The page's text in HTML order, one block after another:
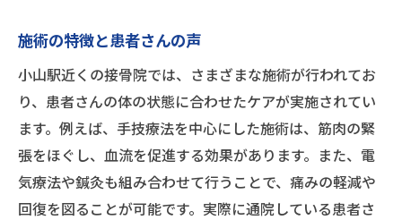
施術の特徴と患者さんの声
小山駅近くの接骨院では、さまざまな施術が行われてお
り、患者さんの体の状態に合わせたケアが実施されてい
ます。例えば、手技療法を中心にした施術は、筋肉の緊
張をほぐし、血流を促進する効果があります。また、電
気療法や鍼灸も組み合わせて行うことで、痛みの軽減や
回復を図ることが可能です。実際に通院している患者さ